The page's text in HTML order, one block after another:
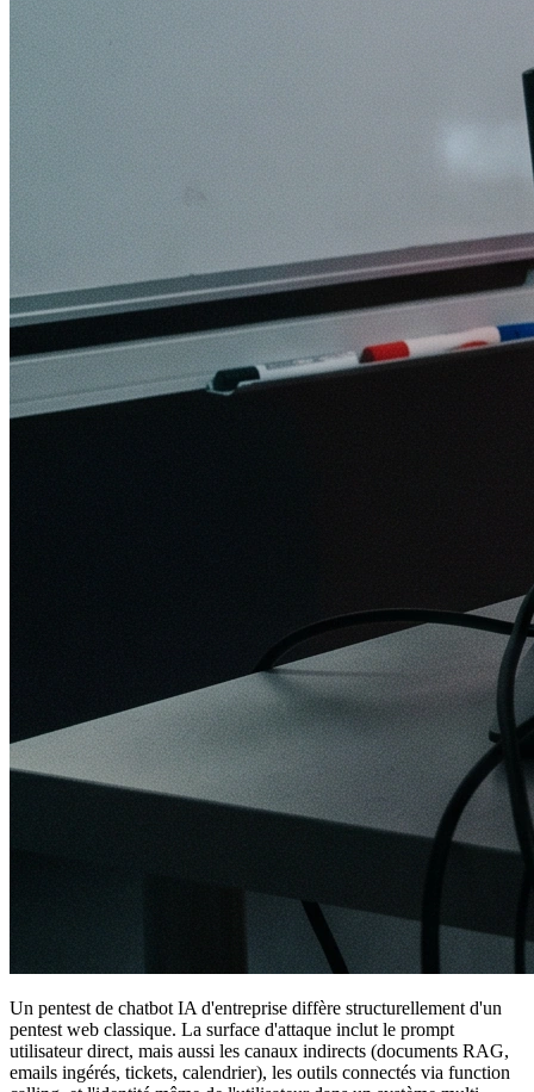
Un pentest de chatbot IA d'entreprise diffère structurellement d'un
pentest web classique. La surface d'attaque inclut le prompt
utilisateur direct, mais aussi les canaux indirects (documents RAG,
emails ingérés, tickets, calendrier), les outils connectés via function